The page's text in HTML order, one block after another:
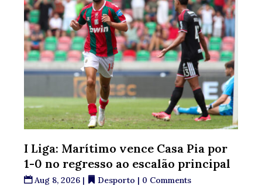
I Liga: Marítimo vence Casa Pia por
1-0 no regresso ao escalão principal
Aug 8, 2026 | Desporto | 0 Comments